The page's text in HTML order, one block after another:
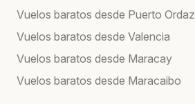
Vuelos baratos desde Puerto Ordaz
Vuelos baratos desde Valencia
Vuelos baratos desde Maracay
Vuelos baratos desde Maracaibo